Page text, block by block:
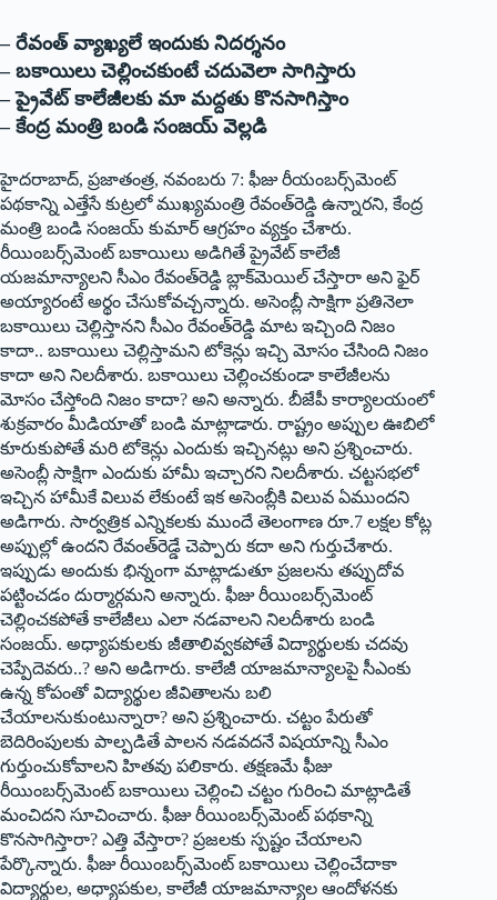
– రేవంత్‌ ‌వ్యాఖ్యలే ఇందుకు నిదర్శనం
– బకాయిలు చెల్లించకుంటే చదువెలా సాగిస్తారు
– ప్రైవేట్‌ ‌కాలేజీలకు మా మద్దతు కొనసాగిస్తాం
– కేంద్ర మంత్రి బండి సంజయ్‌ ‌వెల్లడి
హైదరాబాద్‌,‌ ప్రజాతంత్ర, నవంబరు 7: ఫీజు రీయంబర్స్‌మెంట్‌
‌పథకాన్ని ఎత్తేసే కుట్రలో ముఖ్యమంత్రి రేవంత్‌రెడ్డి ఉన్నారని, కేంద్ర
మంత్రి బండి సంజయ్‌ ‌కుమార్‌ ఆ‌గ్రహం వ్యక్తం చేశారు.
రీయింబర్స్‌మెంట్‌ ‌బకాయిలు అడిగితే ప్రైవేట్‌ ‌కాలేజీ
యజమాన్యాలని సీఎం రేవంత్‌రెడ్డి బ్లాక్‌మెయిల్‌ ‌చేస్తారా అని ఫైర్‌
అయ్యారంటే అర్థం చేసుకోవచ్చన్నారు. అసెంబ్లీ సాక్షిగా ప్రతినెలా
బకాయిలు చెల్లిస్తానని సీఎం రేవంత్‌రెడ్డి మాట ఇచ్చింది నిజం
కాదా.. బకాయిలు చెల్లిస్తామని టోకెన్లు ఇచ్చి మోసం చేసింది నిజం
కాదా అని నిలదీశారు. బకాయిలు చెల్లించకుండా కాలేజీలను
మోసం చేస్తోంది నిజం కాదా? అని అన్నారు. బీజేపీ కార్యాలయంలో
శుక్రవారం మీడియాతో బండి మాట్లాడారు. రాష్ట్రం అప్పుల ఊబిలో
కూరుకుపోతే మరి టోకెన్లు ఎందుకు ఇచ్చినట్లు అని ప్రశ్నించారు.
అసెంబ్లీ సాక్షిగా ఎందుకు హామీ ఇచ్చారని నిలదీశారు. చట్టసభలో
ఇచ్చిన హామీకే విలువ లేకుంటే ఇక అసెంబ్లీకి విలువ ఏముందని
అడిగారు. సార్వత్రిక ఎన్నికలకు ముందే తెలంగాణ రూ.7 లక్షల కోట్ల
అప్పుల్లో ఉందని రేవంత్‌రెడ్డే చెప్పారు కదా అని గుర్తుచేశారు.
ఇప్పుడు అందుకు భిన్నంగా మాట్లాడుతూ ప్రజలను తప్పుదోవ
పట్టించడం దుర్మార్గమని అన్నారు. ఫీజు రీయింబర్స్‌మెంట్‌
‌చెల్లించకపోతే కాలేజీలు ఎలా నడవాలని నిలదీశారు బండి
సంజయ్‌. అధ్యాపకులకు జీతాలివ్వకపోతే విద్యార్థులకు చదవు
చెప్పేదెవరు..? అని అడిగారు. కాలేజీ యాజమాన్యాలపై సీఎంకు
ఉన్న కోపంతో విద్యార్థుల జీవితాలను బలి
చేయాలనుకుంటున్నారా? అని ప్రశ్నించారు. చట్టం పేరుతో
బెదిరింపులకు పాల్పడితే పాలన నడవదనే విషయాన్ని సీఎం
గుర్తుంచుకోవాలని హితవు పలికారు. తక్షణమే ఫీజు
రీయింబర్స్‌మెంట్‌ ‌బకాయిలు చెల్లించి చట్టం గురించి మాట్లాడితే
మంచిదని సూచించారు. ఫీజు రీయింబర్స్‌మెంట్‌ ‌పథకాన్ని
కొనసాగిస్తారా? ఎత్తి వేస్తారా? ప్రజలకు స్పష్టం చేయాలని
పేర్కొన్నారు. ఫీజు రీయింబర్స్‌మెంట్‌ ‌బకాయిలు చెల్లించేదాకా
విద్యార్థుల, అధ్యాపకుల, కాలేజీ యాజమాన్యాల ఆందోళనకు